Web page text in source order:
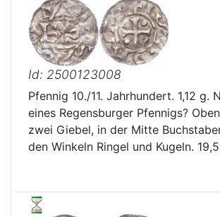
Id: 2500123008
Pfennig 10./11. Jahrhundert. 1,12 g.
eines Regensburger Pfennigs?
zwei Giebel, in der Mitte
den Winkeln Ringel und Kugeln.